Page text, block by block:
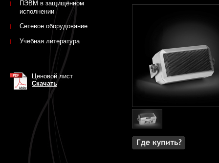
ПЭВМ в защищённом
исполнении
Сетевое оборудование
Учебная литература
Ценовой лист
Скачать